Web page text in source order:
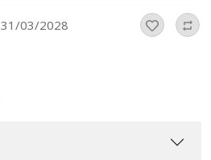
31/03/2028